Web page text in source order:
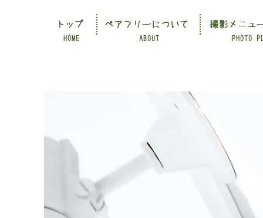
HOME ABOUT PHOTO
トップ ペアフリーについて 撮影メニュ